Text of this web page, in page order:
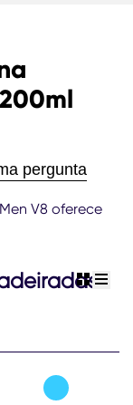
pergunta
V8 oferece
view